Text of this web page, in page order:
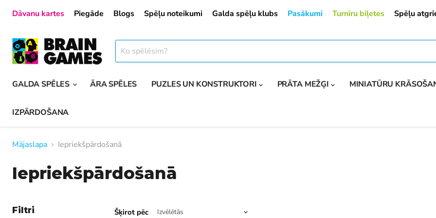
Dāvanu kartes Piegāde Blogs Spēļu noteikumi Galda spēļu klubs Pasākumi Turnīru biļetes Spēļu
GALDA SPĒLES
ĀRA SPĒLES PUZLES UN KONSTRUKTORI PRĀTA MEŽĢI MINIATŪRU
IZPĀRDOŠANA
Mājaslapa Iepriekšpārdošanā
Iepriekšpārdošanā
Filtri Šķirot pēc